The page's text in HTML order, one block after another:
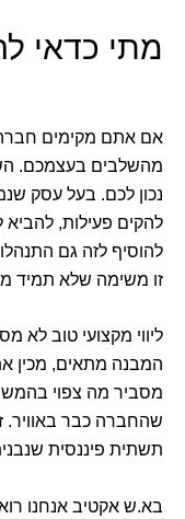
מתי כדאי
אם אתם מקימים
מהשלבים בעצמכם.
נכון לכם. בעל עסק
להקים פעילות, להביא
להוסיף לזה גם
זו משימה שלא תמיד
ליווי מקצועי טוב
המבנה מתאים, מכין
מסביר מה צפוי
שהחברה כבר באוויר.
תשתית פיננסית
בא.ש אקטיב אנחנו